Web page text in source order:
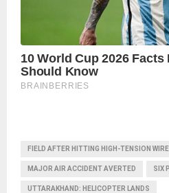
FIELD AFTER HITTING HIGH-TENSION WIRE
MAJOR AIR ACCIDENT AVERTED SIX
UTTARAKHAND: HELICOPTER LANDS